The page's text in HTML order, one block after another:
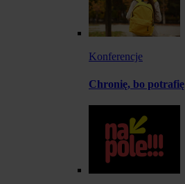
Konferencje
Chronię, bo potrafię